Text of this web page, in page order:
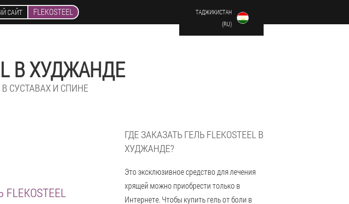
САЙТ FLEKOSTEEL
ТАДЖИКИСТАН
(RU)
В ХУДЖАНДЕ
СУСТАВАХ И СПИНЕ
ГДЕ ЗАКАЗАТЬ ГЕЛЬ FLEKOSTEEL В
ХУДЖАНДЕ?
Это эксклюзивное средство для лечения
хрящей можно приобрести только в
Интернете. Чтобы купить гель от боли в